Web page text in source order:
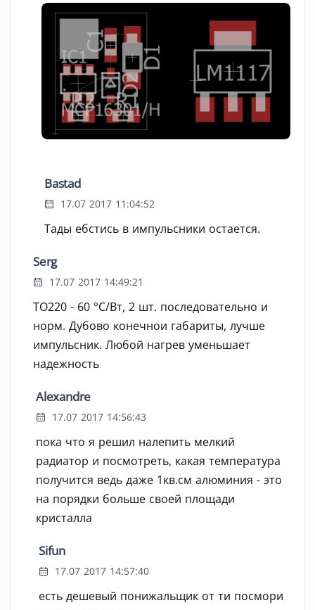
Bastad
17.07 2017 11:04:52
Тады ебстись в импульсники остается.
Serg
17.07 2017 14:49:21
TO220 - 60 °C/Вт, 2 шт. последовательно и
норм. Дубово конечнои габариты, лучше
импульсник. Любой нагрев уменьшает
надежность
Alexandre
17.07 2017 14:56:43
пока что я решил налепить мелкий
радиатор и посмотреть, какая температура
получится ведь даже 1кв.см алюминия - это
на порядки больше своей площади
кристалла
Sifun
17.07 2017 14:57:40
есть дешевый понижальщик от ти посмори